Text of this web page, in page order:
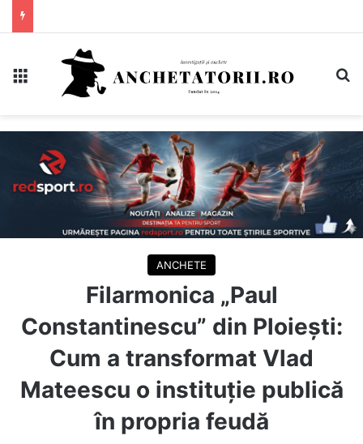
ANCHETE
Filarmonica „Paul
Constantinescu” din Ploiești:
Cum a transformat Vlad
Mateescu o instituție publică
în propria feudă